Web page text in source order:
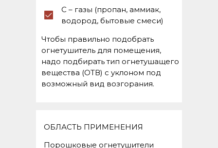
С – газы (пропан, аммиак,
водород, бытовые смеси)
ОБЛАСТЬ ПРИМЕНЕНИЯ
Порошковые огнетушители
Чтобы правильно подобрать
огнетушитель для помещения,
надо подбирать тип огнетушащего
вещества (ОТВ) с уклоном под
возможный вид возгорания.